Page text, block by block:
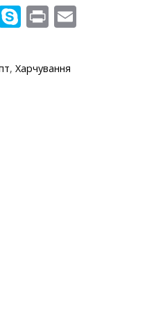
h
S
k
y
p
Pr
in
t
, Харчування